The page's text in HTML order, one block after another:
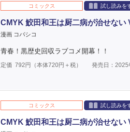
コミックス 試し読みを
CMYK 鮫田和王は厨二病が治せない
漫画 コバシコ
青春！黒歴史回収ラブコメ開幕！！
定価 792 円（本体720円＋税） 発売日：2025
コミックス 試し読みを
CMYK 鮫田和王は厨二病が治せない